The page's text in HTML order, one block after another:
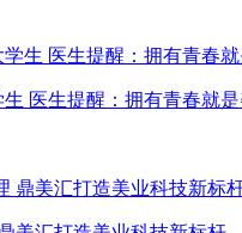
医生提醒：拥有青春就